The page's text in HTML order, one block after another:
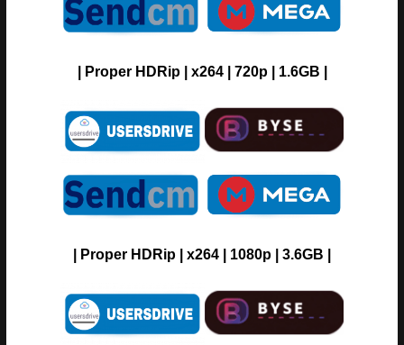
| Proper HDRip | x264 | 720p | 1.6GB |
| Proper HDRip | x264 | 1080p | 3.6GB |